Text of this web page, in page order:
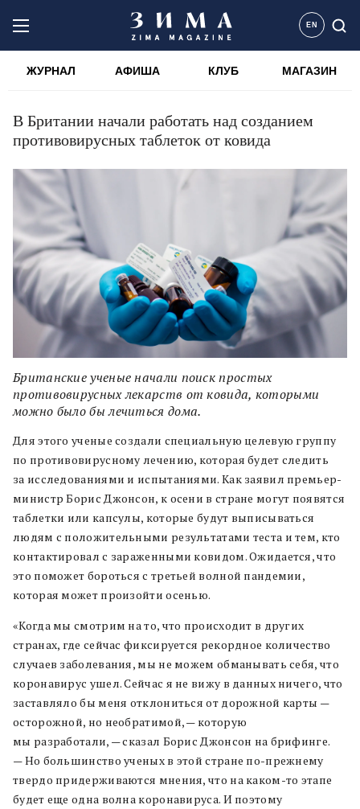
EN
ЖУРНАЛ АФИША КЛУБ МАГАЗИН
В Британии начали работать над созданием
противовирусных таблеток от ковида
Британские ученые начали поиск простых
противовирусных лекарств от ковида, которыми
можно было бы лечиться дома.
Для этого ученые создали специальную целевую группу
по противовирусному лечению, которая будет следить
за исследованиями и испытаниями. Как заявил премьер-
министр Борис Джонсон, к осени в стране могут появятся
таблетки или капсулы, которые будут выписываться
людям с положительными результатами теста и тем, кто
контактировал с зараженными ковидом. Ожидается, что
это поможет бороться с третьей волной пандемии,
которая может произойти осенью.
«Когда мы смотрим на то, что происходит в других
странах, где сейчас фиксируется рекордное количество
случаев заболевания, мы не можем обманывать себя, что
коронавирус ушел. Сейчас я не вижу в данных ничего, что
заставляло бы меня отклониться от дорожной карты —
осторожной, но необратимой, — которую
мы разработали, — сказал Борис Джонсон на брифинге.
— Но большинство ученых в этой стране по-прежнему
твердо придерживаются мнения, что на каком-то этапе
будет еще одна волна коронавируса. И поэтому